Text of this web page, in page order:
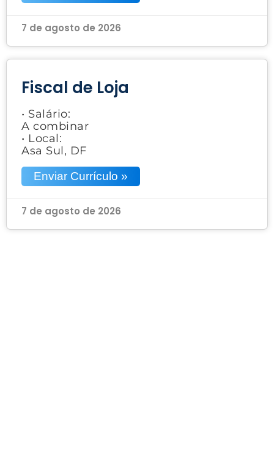
7 de agosto de 2026
Fiscal de Loja
• Salário:
A combinar
• Local:
Asa Sul, DF
Enviar Currículo »
7 de agosto de 2026